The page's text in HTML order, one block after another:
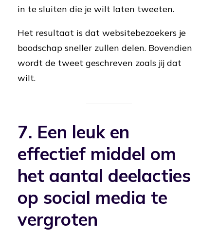
in te sluiten die je wilt laten tweeten.
Het resultaat is dat websitebezoekers je
boodschap sneller zullen delen. Bovendien
wordt de tweet geschreven zoals jij dat
wilt.
7. Een leuk en
effectief middel om
het aantal deelacties
op social media te
vergroten